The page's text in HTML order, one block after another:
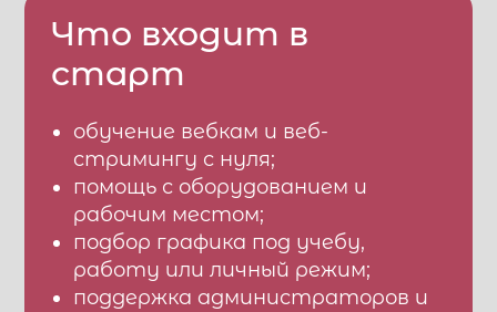
Что входит в
старт
обучение вебкам и веб-
стримингу с нуля;
помощь с оборудованием и
рабочим местом;
подбор графика под учебу,
работу или личный режим;
поддержка администраторов и